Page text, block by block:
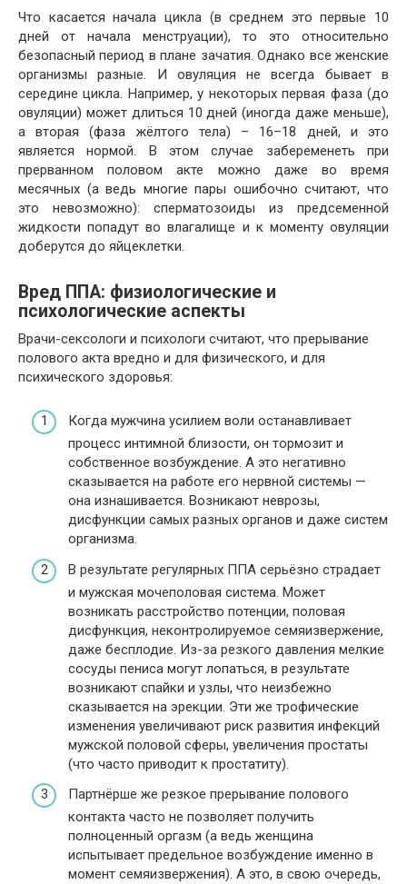
Что касается начала цикла (в среднем это первые 10
дней от начала менструации), то это относительно
безопасный период в плане зачатия. Однако все женские
организмы разные. И овуляция не всегда бывает в
середине цикла. Например, у некоторых первая фаза (до
овуляции) может длиться 10 дней (иногда даже меньше),
а вторая (фаза жёлтого тела) – 16–18 дней, и это
является нормой. В этом случае забеременеть при
прерванном половом акте можно даже во время
месячных (а ведь многие пары ошибочно считают, что
это невозможно): сперматозоиды из предсеменной
жидкости попадут во влагалище и к моменту овуляции
доберутся до яйцеклетки.
Вред ППА: физиологические и
психологические аспекты
Врачи-сексологи и психологи считают, что прерывание
полового акта вредно и для физического, и для
психического здоровья:
Когда мужчина усилием воли останавливает
процесс интимной близости, он тормозит и
собственное возбуждение. А это негативно
сказывается на работе его нервной системы —
она изнашивается. Возникают неврозы,
дисфункции самых разных органов и даже систем
организма.
В результате регулярных ППА серьёзно страдает
и мужская мочеполовая система. Может
возникать расстройство потенции, половая
дисфункция, неконтролируемое семяизвержение,
даже бесплодие. Из-за резкого давления мелкие
сосуды пениса могут лопаться, в результате
возникают спайки и узлы, что неизбежно
сказывается на эрекции. Эти же трофические
изменения увеличивают риск развития инфекций
мужской половой сферы, увеличения простаты
(что часто приводит к простатиту).
Партнёрше же резкое прерывание полового
контакта часто не позволяет получить
полноценный оргазм (а ведь женщина
испытывает предельное возбуждение именно в
момент семяизвержения). А это, в свою очередь,